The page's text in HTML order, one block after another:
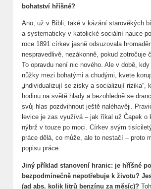
bohatství hříšné?
Ano, už v Bibli, také v kázání starověkých
a systematicky v katolické sociální nauce
roce 1891 církev jasně odsuzovala
nespravedlivě, nezákonně, pokud
To opravdu není nic nového. Ale v době,
nůžky mezi bohatými a chudými, kvete
„individualizují se zisky a socializují
hodinu na světě hlady a bezohledně se
svůj hlas pozdvihnout ještě naléhavěji.
levice je zas využívá – jak říkal už Čapek
nýbrž v touze po moci. Církev svým
práce dělá, co může, ale to nestačí – proto
popisu práce.
Jiný příklad stanovení hranic: je hříšné
bezpodmínečně nepotřebuje k životu?
(ad abs. kolik litrů benzínu za měsíc)?